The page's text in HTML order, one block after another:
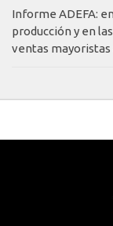
Informe ADEFA:
producción y en
ventas